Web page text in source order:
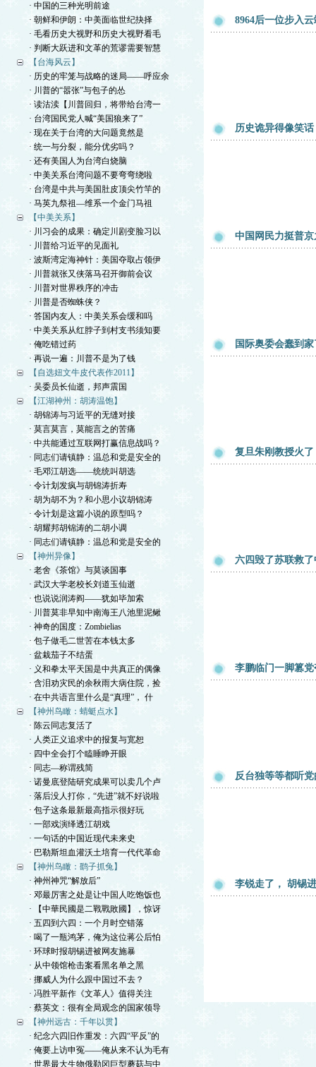
· 中国的三种光明前途
· 朝鲜和伊朗：中美面临世纪抉择
· 毛看历史大视野和历史大视野看毛
· 判断大跃进和文革的荒谬需要智慧
【台海风云】
· 历史的牢笼与战略的迷局——呼应余
· 川普的“嚣张”与包子的怂
· 读沽渎【川普回归，将带给台湾一
· 台湾国民党人喊“美国狼来了”
· 现在关于台湾的大问题竟然是
· 统一与分裂，能分优劣吗？
· 还有美国人为台湾白烧脑
· 中美关系台湾问题不要弯弯绕啦
· 台湾是中共与美国肚皮顶尖竹竿的
· 马英九祭祖—维系一个金门马祖
【中美关系】
· 川习会的成果：确定川剧变脸习以
· 川普给习近平的见面礼
· 波斯湾定海神针：美国夺取占领伊
· 川普就张又侠落马召开御前会议
· 川普对世界秩序的冲击
· 川普是否蜘蛛侠？
· 答国内友人：中美关系会缓和吗
· 中美关系从红脖子到村支书须知要
· 俺吃错过药
· 再说一遍：川普不是为了钱
【自选妞文牛皮代表作2011】
· 吴委员长仙逝，邦声震国
【江湖神州：胡涛温饱】
· 胡锦涛与习近平的无缝对接
· 莫言莫言，莫能言之的苦痛
· 中共能通过互联网打赢信息战吗？
· 同志们请镇静：温总和党是安全的
· 毛邓江胡选——统统叫胡选
· 令计划发疯与胡锦涛折寿
· 胡为胡不为？和小思小议胡锦涛
· 令计划是这篇小说的原型吗？
· 胡耀邦胡锦涛的二胡小调
· 同志们请镇静：温总和党是安全的
【神州异像】
· 老舍《茶馆》与莫谈国事
· 武汉大学老校长刘道玉仙逝
· 也说说润涛阎——犹如毕加索
· 川普莫非早知中南海王八池里泥鳅
· 神奇的国度：Zombielias
· 包子做毛二世苦在本钱太多
· 盆栽茄子不结蛋
· 义和拳太平天国是中共真正的偶像
· 含泪劝灾民的余秋雨大病住院，捡
· 在中共语言里什么是“真理”， 什
【神州鸟瞰：蜻蜓点水】
· 陈云同志复活了
· 人类正义追求中的报复与宽恕
· 四中全会打个瞌睡睁开眼
· 同志—称谓残简
· 诺曼底登陆研究成果可以卖几个卢
· 落后没人打你，“先进”就不好说啦
· 包子这条最新最高指示很好玩
· 一部戏演绎透江胡戏
· 一句话的中国近现代未来史
· 巴勒斯坦血灌沃土培育一代代革命
【神州鸟瞰：鹞子抓兔】
· 神州神咒“解放后”
· 邓最厉害之处是让中国人吃饱饭也
· 【中華民國是二戰戰敗國】，惊讶
· 五四到六四：一个月时空错落
· 喝了一瓶鸿茅，俺为这位蒋公后怕
· 环球时报胡锡进被网友施暴
· 从中领馆枪击案看黑名单之黑
· 挪威人为什么跟中国过不去？
· 冯胜平新作《文革人》值得关注
· 蔡英文：很有全局观念的国家领导
【神州远古：千年以贯】
· 纪念六四旧作重发：六四“平反”的
· 俺要上访申冤——俺从来不认为毛有
· 世界最大生物俄勒冈巨型蘑菇与中
8964后一位步入
历史诡异得像笑话
中国网民力挺普
国际奥委会蠢到家
复旦朱刚教授火
六四毁了苏联救了
李鹏临门一脚篡
反台独等等都听
李锐走了， 胡锡